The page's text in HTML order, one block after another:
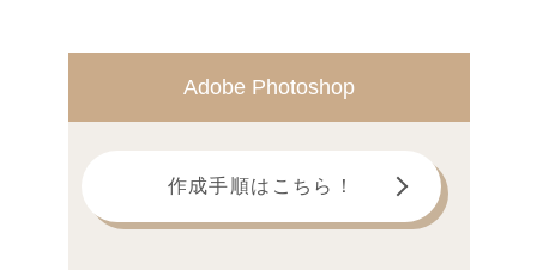
Adobe Photoshop
作成手順はこちら！